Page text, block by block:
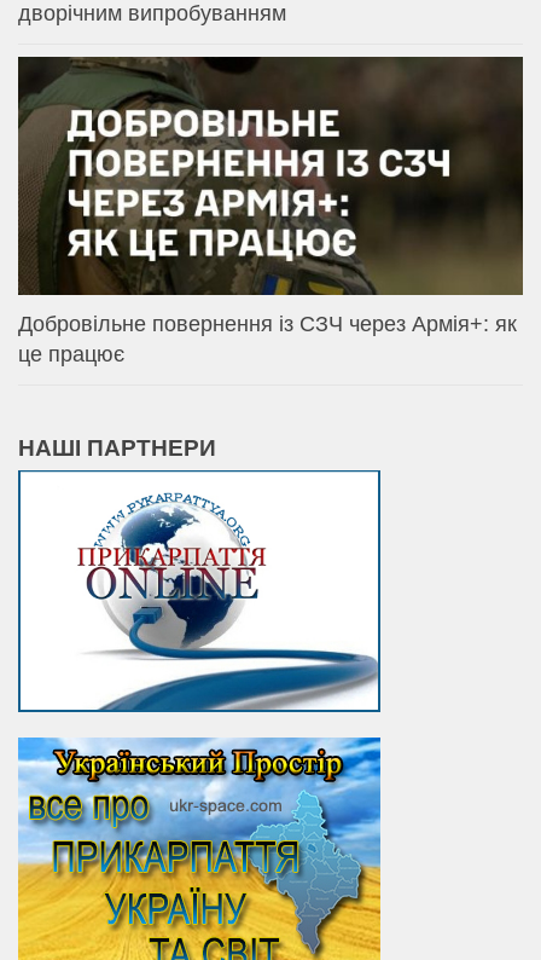
дворічним випробуванням
Добровільне повернення із СЗЧ через Армія+: як
це працює
НАШІ ПАРТНЕРИ